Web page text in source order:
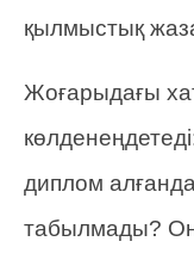
қылмыстық
Жоғарыдағы
диплом
табылмады?